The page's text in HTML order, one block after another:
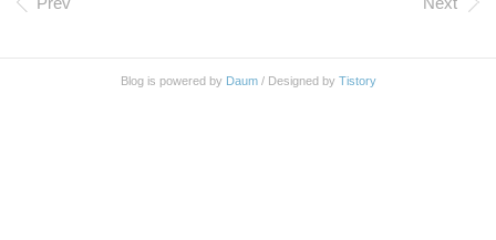
바꿔줄 어뎁터가 필요 하다. ..
용량은 아닙니다. 하지만 좀 더 원활한 컴퓨팅 환경
Blog is powered by Daum/ Designed by Tistory